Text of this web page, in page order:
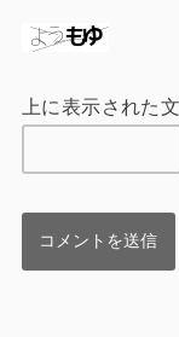
上に表示された